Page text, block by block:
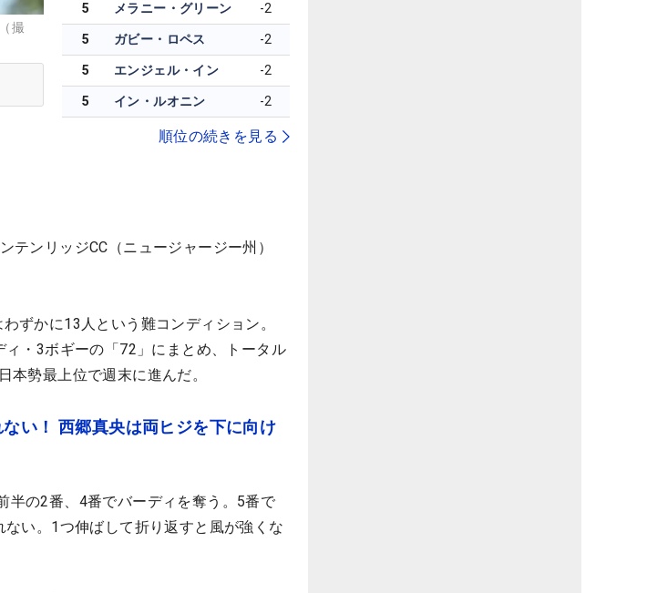
撮
5 メラニー・グリーン -2
5 ガビー・ロペス -2
5 エンジェル・イン -2
5 イン・ルオニン -2
順位の続きを見る
ンリッジCC（ニュージャージー州）
ずかに13人という難コンディション。
・3ボギーの「72」にまとめ、トータル
勢最上位で週末に進んだ。
い！ 西郷真央は両ヒジを下に向け
半の2番、4番でバーディを奪う。5番で
い。1つ伸ばして折り返すと風が強くな